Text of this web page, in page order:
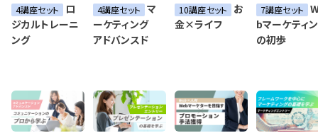
4講座セット ロ
ジカルトレーニ
ング
4講座セット マ
ーケティング
アドバンスド
10講座セット お
金×ライフ
7講座セット
bマーケティ
の初歩